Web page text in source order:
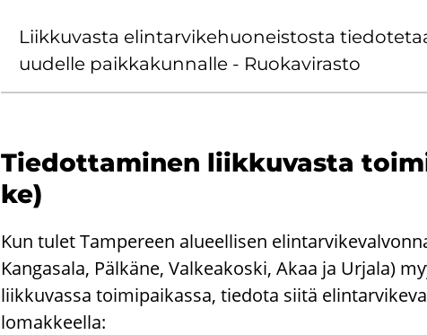
Liik­ku­vas­ta elin­tar­vi­ke­huo­neis­tos­ta
uu­del­le paik­ka­kun­nal­le - Ruo­ka­vi­ras­to
Tie­dot­ta­mi­nen liik­ku­vas­ta
ke)
Kun tulet Tampereen alueellisen
Kangasala, Pälkäne, Valkeakoski, Akaa ja Urjala)
liikkuvassa toimipaikassa, tiedota siitä
lomakkeella: